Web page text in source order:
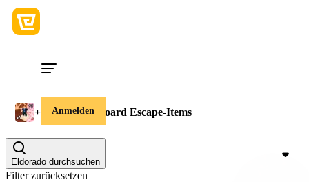
Anmelden
Eldorado durchsuchen
+1 Speed Keyboard Escape-Items
Preis
Filter zurücksetzen